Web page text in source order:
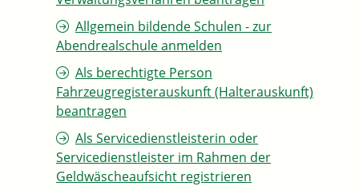
Allgemein bildende Schulen - zur
Abendrealschule anmelden
Als berechtigte Person
Fahrzeugregisterauskunft (Halterauskunft)
beantragen
Als Servicedienstleisterin oder
Servicedienstleister im Rahmen der
Geldwäscheaufsicht registrieren